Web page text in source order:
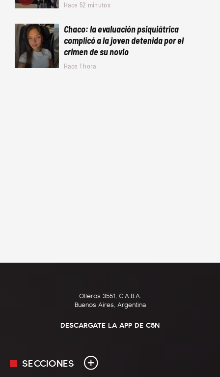
Hace 52 minutos
Chaco: la evaluación psiquiátrica
complicó a la joven detenida por el
crimen de su novio
Hace 1 hora
Olleros 3551, C.A.B.A.
Buenos Aires, Argentina
DESCARGATE LA APP DE C5N
SECCIONES